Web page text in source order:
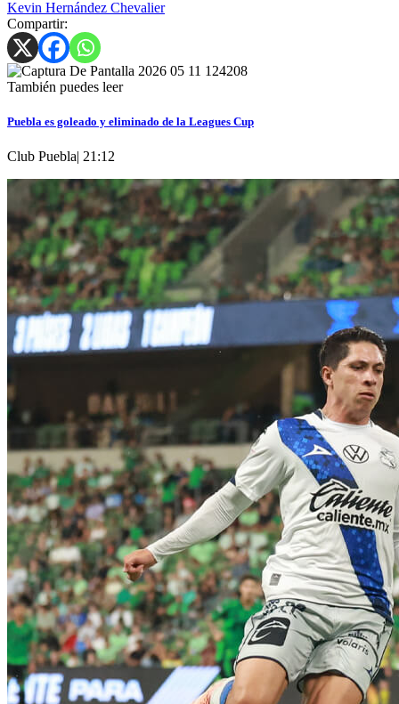
Kevin Hernández Chevalier
Compartir:
También puedes leer
Puebla es goleado y eliminado de la Leagues Cup
Club Puebla| 21:12